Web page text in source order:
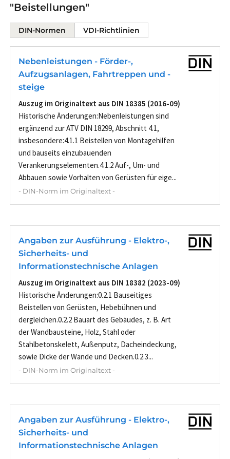
"Beistellungen"
DIN-Normen VDI-Richtlinien
Nebenleistungen - Förder-,
Aufzugsanlagen, Fahrtreppen und -
steige
Auszug im Originaltext aus DIN 18385 (2016-09)
Historische Änderungen:Nebenleistungen sind
ergänzend zur ATV DIN 18299, Abschnitt 4.1,
insbesondere:4.1.1 Beistellen von Montagehilfen
und bauseits einzubauenden
Verankerungselementen.4.1.2 Auf-, Um- und
Abbauen sowie Vorhalten von Gerüsten für eige...
- DIN-Norm im Originaltext -
Angaben zur Ausführung - Elektro-,
Sicherheits- und
Informationstechnische Anlagen
Auszug im Originaltext aus DIN 18382 (2023-09)
Historische Änderungen:0.2.1 Bauseitiges
Beistellen von Gerüsten, Hebebühnen und
dergleichen.0.2.2 Bauart des Gebäudes, z. B. Art
der Wandbausteine, Holz, Stahl oder
Stahlbetonskelett, Außenputz, Dacheindeckung,
sowie Dicke der Wände und Decken.0.2.3...
- DIN-Norm im Originaltext -
Angaben zur Ausführung - Elektro-,
Sicherheits- und
Informationstechnische Anlagen